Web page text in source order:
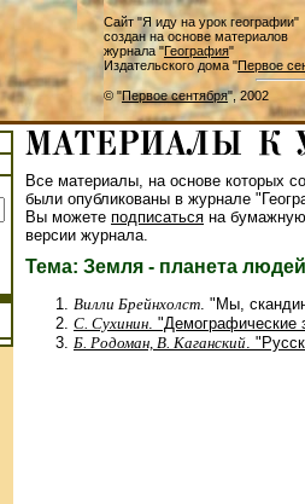
Сайт "Я иду на урок географии"
создан на основе материалов
журнала "География"
Издательского дома "Первое
© "Первое сентября", 2002
Все материалы, на основе которых
были опубликованы в журнале
Вы можете подписаться на
версии журнала.
Тема: Земля - планета людей
Вилли Брейнхолст . "Мы,
С. Сухинин . "Демографические
Б. Родоман, В. Каганский .